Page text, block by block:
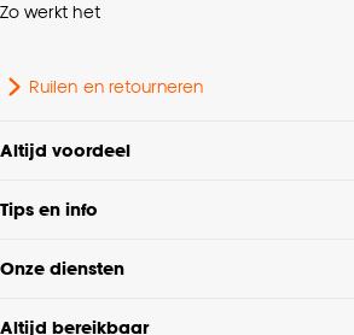
Zo werkt het
Ruilen en retourneren
Altijd voordeel
Tips en info
Onze diensten
Altijd bereikbaar